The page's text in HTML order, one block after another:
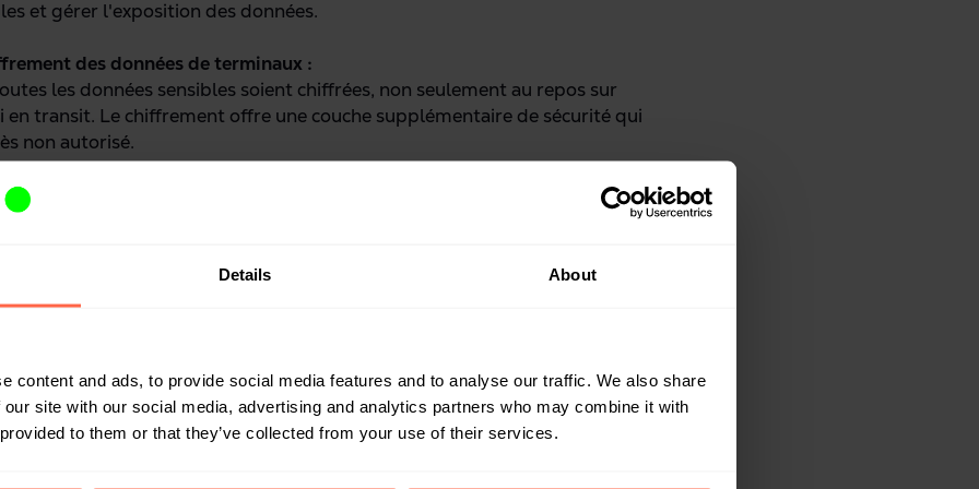
Details About
content and ads, to provide social media features and to analyse our traffic. We also share
site with our social media, advertising and analytics partners who may combine it with
to them or that they’ve collected from your use of their services.
et gérer l'exposition des données.
des données determinaux :
les données sensibles soient chiffrées, non seulement au repos sur
en transit. Le chiffrement offre une couche supplémentaire de sécurité qui
non autorisé.
de
la santé des contrôles de sécurité, en assurant le fonctionnement efficace
desrisques :
:
pour une suppression sécurisée des données conformément à la NIST